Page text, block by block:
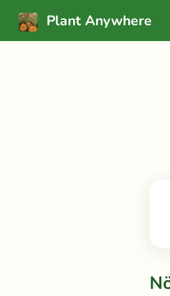
Plant Anywhere